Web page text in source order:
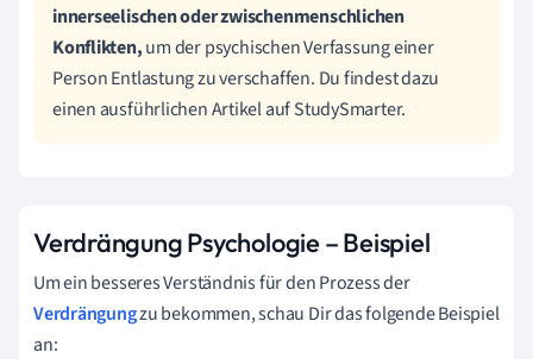
innerseelischen oder zwischenmenschlichen
Konflikten,um der psychischen Verfassung einer
Person Entlastung zu verschaffen. Du findest dazu
einen ausführlichen Artikel auf StudySmarter.
Verdrängung Psychologie – Beispiel
Um ein besseres Verständnis für den Prozess der
Verdrängungzu bekommen, schau Dir das folgende Beispiel
an: